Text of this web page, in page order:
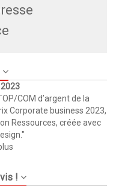
COM d’argent de la
Corporate business 2023,
Ressources, créée avec
!